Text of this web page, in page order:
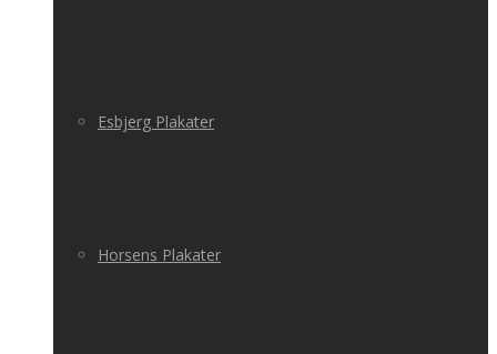
Esbjerg Plakater
Horsens Plakater